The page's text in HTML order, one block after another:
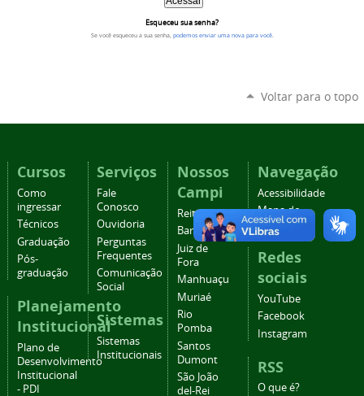
Esqueceu sua senha?
Se você esqueceu a sua senha, podemos enviar uma nova para você.
Voltar para o topo
Cursos
Como
ingressar
Técnicos
Graduação
Pós-
graduação
Planejamento
Institucional
Plano de
Desenvolvimento
Institucional
- PDI
Serviços
Fale
Conosco
Ouvidoria
Perguntas
Frequentes
Comunicação
Social
Sistemas
Sistemas
Institucionais
Nossos
Campi
Reitoria
Barbacena
Juiz de
Fora
Manhuaçu
Muriaé
Rio
Pomba
Santos
Dumont
São João
del-Rei
Navegação
Acessibilidade
Mapa do
site
Redes
sociais
YouTube
Facebook
Instagram
RSS
O que é?